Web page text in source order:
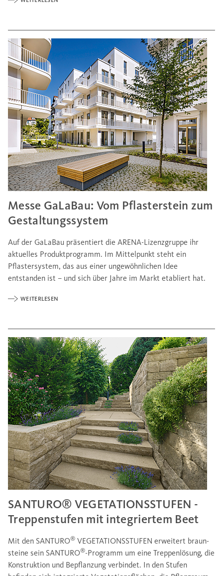
Messe GaLaBau: Vom Pflasterstein zum
Gestaltungssystem
Auf der GaLaBau präsentiert die ARENA-Lizenzgruppe ihr
aktuelles Produktprogramm. Im Mittelpunkt steht ein
Pflastersystem, das aus einer ungewöhnlichen Idee
entstanden ist – und sich über Jahre im Markt etabliert hat.
WEITERLESEN
SANTURO® VEGETATIONSSTUFEN -
Treppenstufen mit integriertem Beet
Mit den SANTURO® VEGETATIONSSTUFEN erweitert braun-
steine sein SANTURO®-Programm um eine Treppenlösung, die
Konstruktion und Bepflanzung verbindet. In den Stufen